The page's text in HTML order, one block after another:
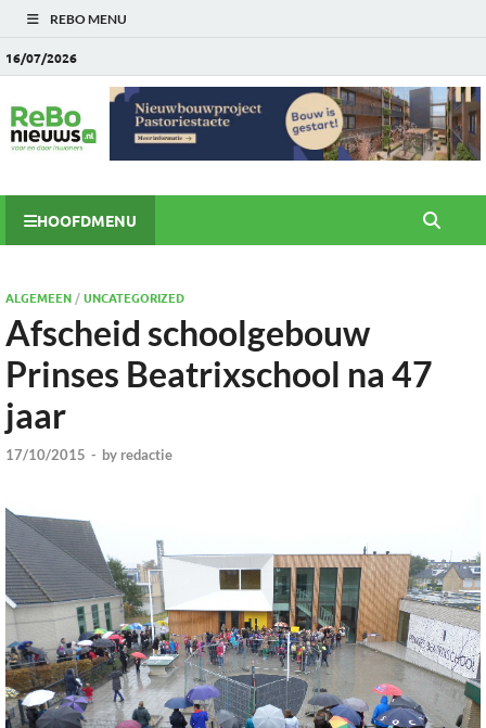
REBO MENU
16/07/2026
HOOFDMENU
ALGEMEEN/UNCATEGORIZED
Afscheid schoolgebouw
Prinses Beatrixschool na 47
jaar
17/10/2015 - by redactie